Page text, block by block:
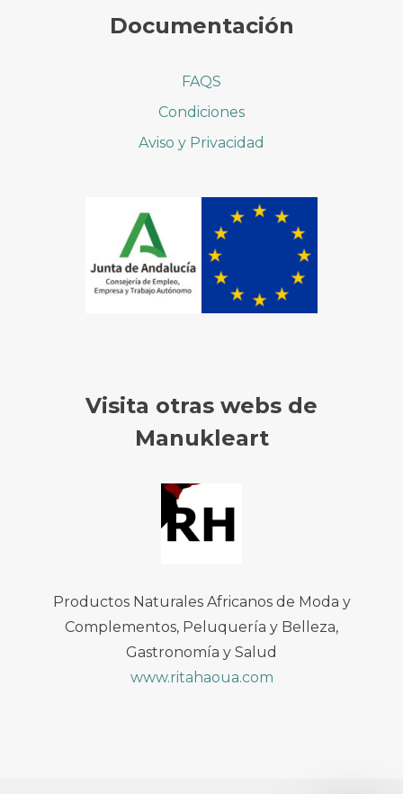
Documentación
FAQS
Condiciones
Aviso y Privacidad
Visita otras webs de
Manukleart
Productos Naturales Africanos de Moda y
Complementos, Peluquería y Belleza,
Gastronomía y Salud
www.ritahaoua.com